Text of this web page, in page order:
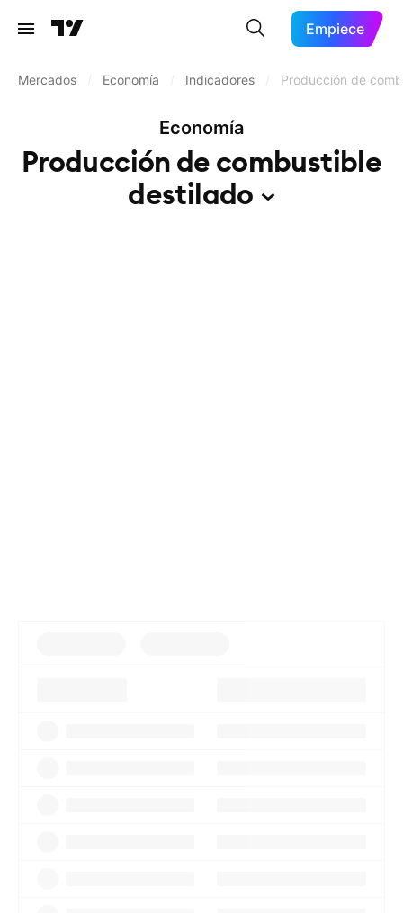
Empiece
Mercados Economía Indicadores Producción de
Economía
Producción de combustible
destilado